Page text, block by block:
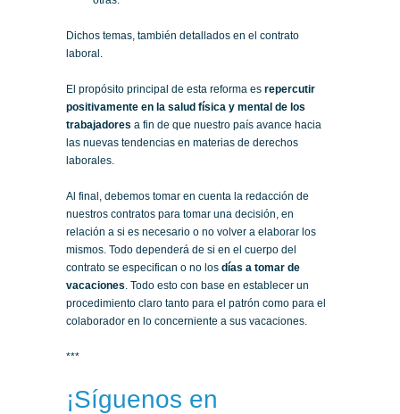
Dichos temas, también detallados en el contrato
laboral.
El propósito principal de esta reforma es repercutir
positivamente en la salud física y mental de los
trabajadores a fin de que nuestro país avance hacia
las nuevas tendencias en materias de derechos
laborales.
Al final, debemos tomar en cuenta la redacción de
nuestros contratos para tomar una decisión, en
relación a si es necesario o no volver a elaborar los
mismos. Todo dependerá de si en el cuerpo del
contrato se especifican o no los días a tomar de
vacaciones . Todo esto con base en establecer un
procedimiento claro tanto para el patrón como para el
colaborador en lo concerniente a sus vacaciones.
***
¡Síguenos en